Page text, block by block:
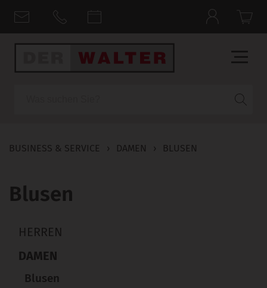
BUSINESS & SERVICE › DAMEN › BLUSEN
Blusen
HERREN
DAMEN
Blusen